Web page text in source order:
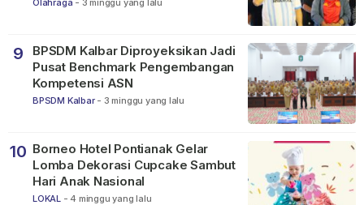
9
BPSDM Kalbar Diproyeksikan Jadi
Pusat Benchmark Pengembangan
Kompetensi ASN
BPSDM Kalbar - 3 minggu yang lalu
10 Borneo Hotel Pontianak Gelar
Lomba Dekorasi Cupcake Sambut
Hari Anak Nasional
LOKAL - 4 minggu yang lalu